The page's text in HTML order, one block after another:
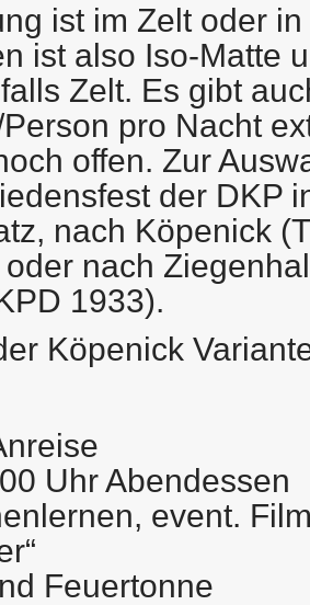
ist im Zelt oder
ist also Iso-Matte
Zelt. Es gibt
pro Nacht
offen. Zur
der DKP
nach Köpenick
nach
1933).
Köpenick
Uhr Abendessen
event.
Feuertonne